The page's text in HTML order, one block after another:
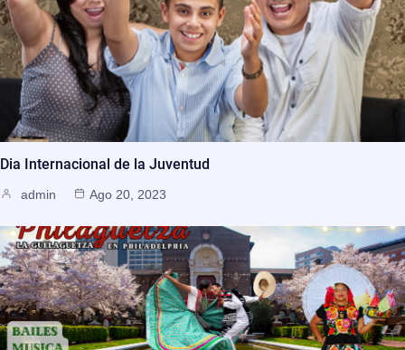
Dia Internacional de la Juventud
admin Ago 20, 2023